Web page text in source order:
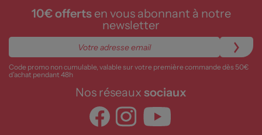
10€ offertsen vous abonnant à notre
newsletter
Code promo non cumulable, valable sur votre première commande dès 50€
d’achat pendant 48h
Nos réseaux sociaux